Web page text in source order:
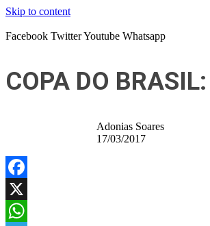
Skip to content
Facebook TwitterYoutube Whatsapp
COPA DO
Adonias Soares
17/03/2017
Facebook
X